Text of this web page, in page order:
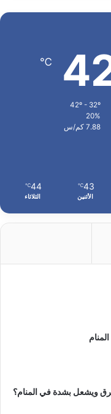
℃
20%
7.88 كم/س
43
℃
الأثنين
44
℃
الثلاثاء